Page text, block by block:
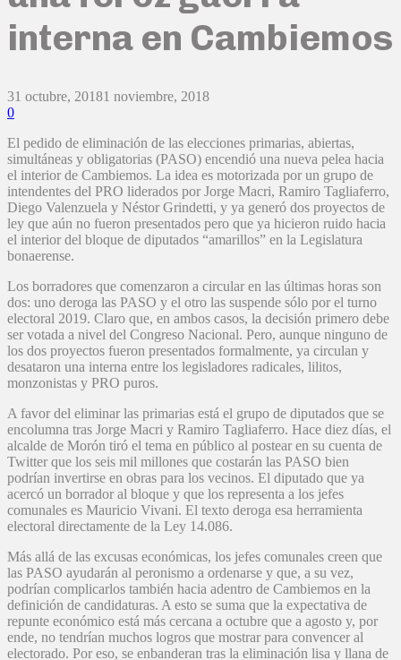
interna en Cambiemos
31 octubre, 20181 noviembre, 2018
0
El pedido de eliminación de las elecciones primarias, abiertas,
simultáneas y obligatorias (PASO) encendió una nueva pelea hacia
el interior de Cambiemos. La idea es motorizada por un grupo de
intendentes del PRO liderados por Jorge Macri, Ramiro Tagliaferro,
Diego Valenzuela y Néstor Grindetti, y ya generó dos proyectos de
ley que aún no fueron presentados pero que ya hicieron ruido hacia
el interior del bloque de diputados “amarillos” en la Legislatura
bonaerense.
Los borradores que comenzaron a circular en las últimas horas son
dos: uno deroga las PASO y el otro las suspende sólo por el turno
electoral 2019. Claro que, en ambos casos, la decisión primero debe
ser votada a nivel del Congreso Nacional. Pero, aunque ninguno de
los dos proyectos fueron presentados formalmente, ya circulan y
desataron una interna entre los legisladores radicales, lilitos,
monzonistas y PRO puros.
A favor del eliminar las primarias está el grupo de diputados que se
encolumna tras Jorge Macri y Ramiro Tagliaferro. Hace diez días, el
alcalde de Morón tiró el tema en público al postear en su cuenta de
Twitter que los seis mil millones que costarán las PASO bien
podrían invertirse en obras para los vecinos. El diputado que ya
acercó un borrador al bloque y que los representa a los jefes
comunales es Mauricio Vivani. El texto deroga esa herramienta
electoral directamente de la Ley 14.086.
Más allá de las excusas económicas, los jefes comunales creen que
las PASO ayudarán al peronismo a ordenarse y que, a su vez,
podrían complicarlos también hacia adentro de Cambiemos en la
definición de candidaturas. A esto se suma que la expectativa de
repunte económico está más cercana a octubre que a agosto y, por
ende, no tendrían muchos logros que mostrar para convencer al
electorado. Por eso, se enbanderan tras la eliminación lisa y llana de